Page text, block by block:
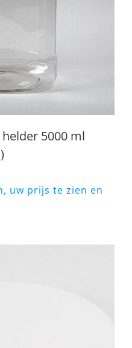
5000 ml
uw prijs te zien en